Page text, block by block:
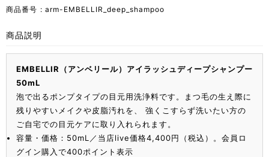
商品番号 arm-EMBELLIR_deep_shampoo
商品説明
EMBELLIR（アンベリール）アイラッシュディープシャンプー
50mL
泡で出るポンプタイプの目元用洗浄料です。まつ毛の生え際に
残りやすいメイクや皮脂汚れを、 強くこすらず洗いたい方の
ご自宅での目元ケアに取り入れられます。
容量・価格：50mL／当店live価格4,400円（税込）。会員ロ
グイン購入で400ポイント表示